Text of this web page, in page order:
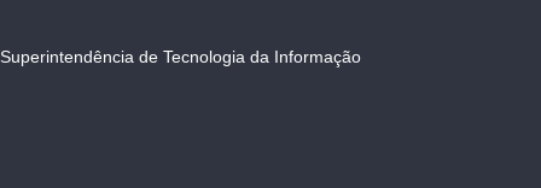
Superintendência de Tecnologia da Informação